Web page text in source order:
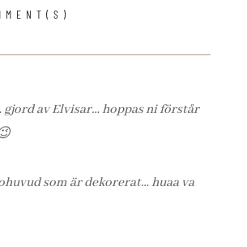
gjord av Elvisar… hoppas ni förstår
som är dekorerat… huaa va